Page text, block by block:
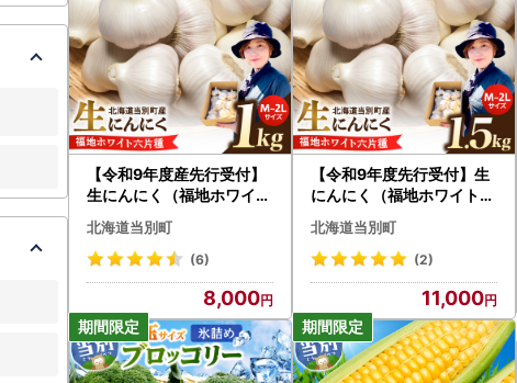
【令和9年度産先行受付】
生にんにく（福地ホワイト
六片種）1kg にんにく
北海道当別町
(6)
8,000
【令和9年度先行受付】生
にんにく（福地ホワイト六
片種）1.5kg（15個～25個
程度）
北海道当別町
(2)
11,000